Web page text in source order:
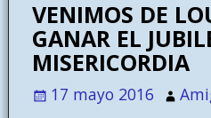
VENIMOS DE
GANAR EL
MISERICORDIA
17 mayo 2016